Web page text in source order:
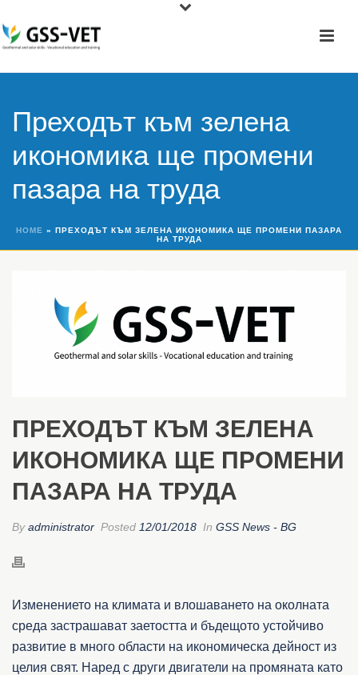
Преходът към зелена
икономика ще промени
пазара на труда
HOME » ПРЕХОДЪТ КЪМ ЗЕЛЕНА ИКОНОМИКА ЩЕ ПРОМЕНИ ПАЗАРА
НА ТРУДА
ПРЕХОДЪТ КЪМ ЗЕЛЕНА
ИКОНОМИКА ЩЕ ПРОМЕНИ
ПАЗАРА НА ТРУДА
Byadministrator Posted 12/01/2018 In GSS News - BG
Изменението на климата и влошаването на околната
среда застрашават заетостта и бъдещото устойчиво
развитие в много области на икономическа дейност из
целия свят. Наред с други двигатели на промяната като